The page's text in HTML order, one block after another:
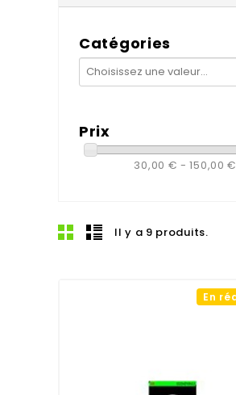
Catégories
Prix
30,00 € - 150,00 €
Il y a 9 produits.
En